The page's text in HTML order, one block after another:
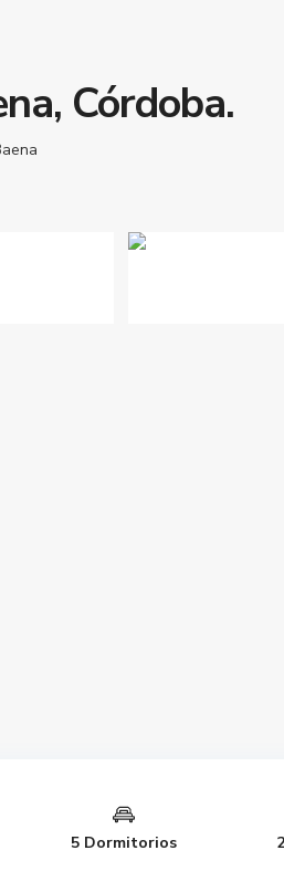
Córdoba.
5 Dormitorios